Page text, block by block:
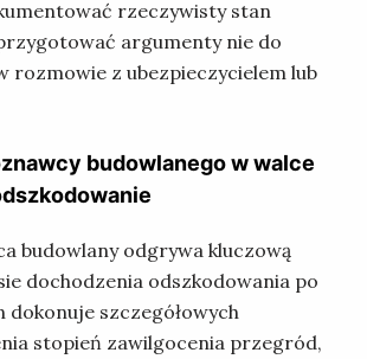
rzeczywisty stan
argumenty nie do
rozmowie z ubezpieczycielem lub
budowlanego w walce
budowlany odgrywa kluczową
dochodzenia odszkodowania po
dokonuje szczegółowych
stopień zawilgocenia przegród,